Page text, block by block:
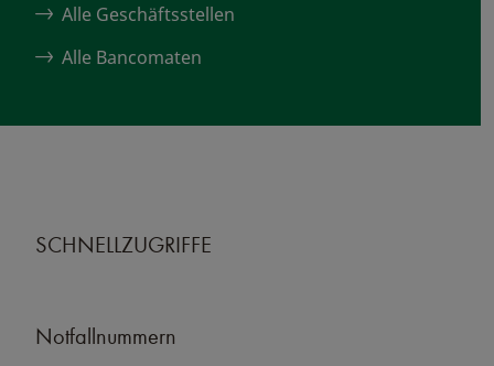
Alle Geschäftsstellen
Alle Bancomaten
SCHNELLZUGRIFFE
Notfallnummern